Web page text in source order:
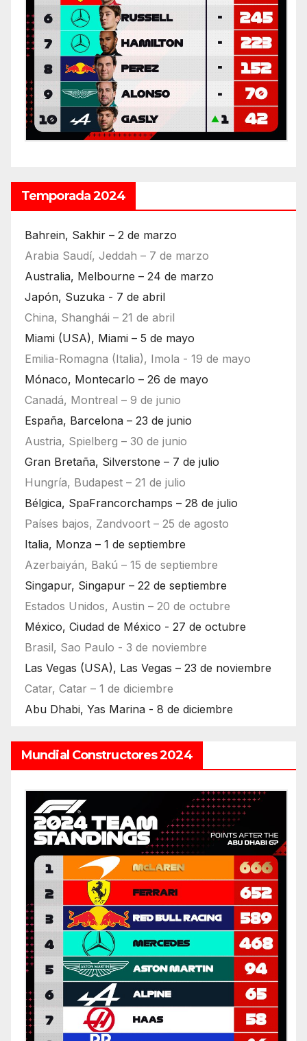
Temporada 2024
Bahrein, Sakhir – 2 de marzo
Arabia Saudí, Jeddah – 7 de marzo
Australia, Melbourne – 24 de marzo
Japón, Suzuka - 7 de abril
China, Shanghái – 21 de abril
Miami (USA), Miami – 5 de mayo
Emilia-Romagna (Italia), Imola - 19 de mayo
Mónaco, Montecarlo – 26 de mayo
Canadá, Montreal – 9 de junio
España, Barcelona – 23 de junio
Austria, Spielberg – 30 de junio
Gran Bretaña, Silverstone – 7 de julio
Hungría, Budapest – 21 de julio
Bélgica, SpaFrancorchamps – 28 de julio
Países bajos, Zandvoort – 25 de agosto
Italia, Monza – 1 de septiembre
Azerbaiyán, Bakú – 15 de septiembre
Singapur, Singapur – 22 de septiembre
Estados Unidos, Austin – 20 de octubre
México, Ciudad de México - 27 de octubre
Brasil, Sao Paulo - 3 de noviembre
Las Vegas (USA), Las Vegas – 23 de noviembre
Catar, Catar – 1 de diciembre
Abu Dhabi, Yas Marina - 8 de diciembre
Mundial Constructores 2024